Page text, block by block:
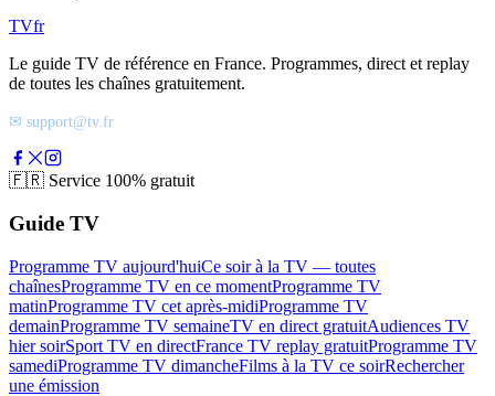
TVfr
Le guide TV de référence en France. Programmes, direct et replay
de toutes les chaînes gratuitement.
✉ support@tv.fr
🇫🇷 Service 100% gratuit
Guide TV
Programme TV aujourd'huiCe soir à la TV — toutes
chaînesProgramme TV en ce momentProgramme TV
matinProgramme TV cet après-midiProgramme TV
demainProgramme TV semaineTV en direct gratuitAudiences TV
hier soirSport TV en directFrance TV replay gratuitProgramme TV
samediProgramme TV dimancheFilms à la TV ce soirRechercher
une émission